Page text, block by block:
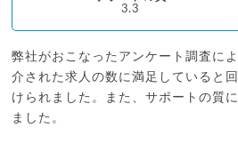
3.3
弊社がおこなったアンケート調査に
介された求人の数に満足していると
けられました。また、サポートの質
ました。